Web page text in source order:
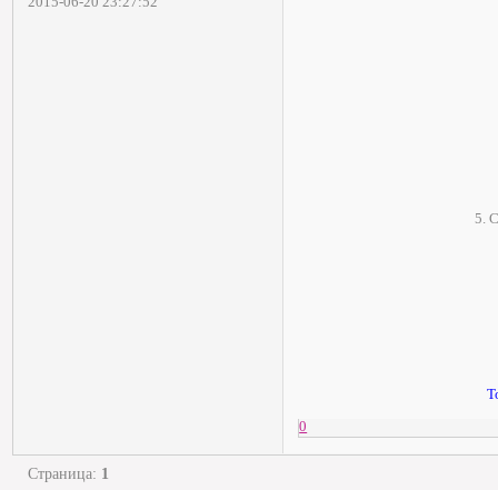
5.
0
Страница: 1